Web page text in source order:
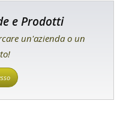
e Prodotti
un'azienda o un